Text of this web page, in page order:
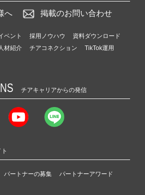
へ 掲載のお問い合わせ
ベント 採用ノウハウ
資料ダウンロード
材紹介 チアコネクション
TikTok運用
チアキャリアからの発信
パートナーの募集 パートナーアワード